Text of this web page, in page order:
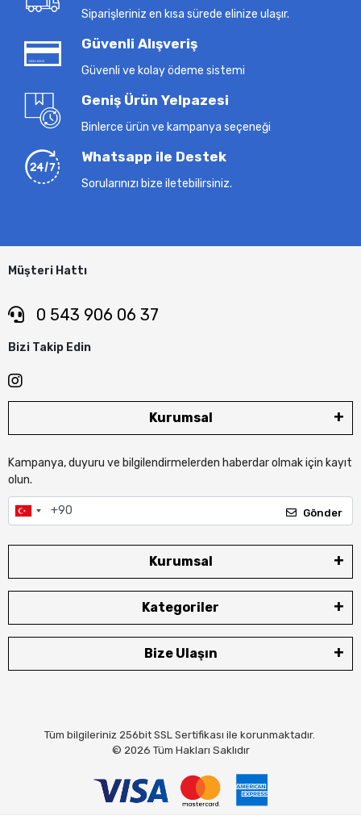
Siparişleriniz en kısa sürede elinize ulaşır.
Güvenli Alışveriş
Güvenli ve kolay ödeme sistemi
Geniş Ürün Yelpazesi
Binlerce ürün ve kampanya seçeneği
Whatsapp ile Destek
Sorularınızı bize iletebilirsiniz.
Müşteri Hattı
0 543 906 06 37
Bizi Takip Edin
Kurumsal
Kampanya, duyuru ve bilgilendirmelerden haberdar olmak için kayıt
olun.
Gönder
Kurumsal
Kategoriler
Bize Ulaşın
Tüm bilgileriniz 256bit SSL Sertifikası ile korunmaktadır.
© 2026 Tüm Hakları Saklıdır